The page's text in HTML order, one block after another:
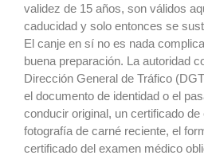
validez de 15 años, son válidos
caducidad y solo entonces se
El canje en sí no es nada
buena preparación. La autoridad
Dirección General de Tráfico
el documento de identidad o el
conducir original, un certificado
fotografía de carné reciente, el
certificado del examen médico